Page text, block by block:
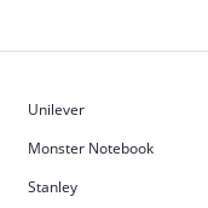
Unilever
Monster Notebook
Stanley